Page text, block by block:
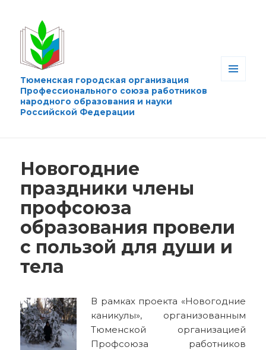
Тюменская городская организация
Профессионального союза работников
народного образования и науки
Российской Федерации
Новогодние
праздники члены
профсоюза
образования провели
с пользой для души и
тела
В рамках проекта «Новогодние
каникулы», организованным
Тюменской организацией
Профсоюза работников